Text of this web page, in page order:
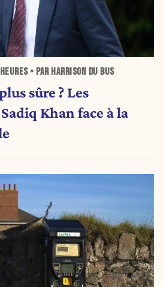
• PAR HARRISON DU BUS
sûre ? Les
Khan face à la